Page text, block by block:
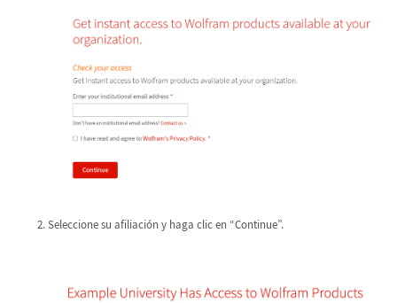
Seleccione su afiliación y haga clic en “Continue”.